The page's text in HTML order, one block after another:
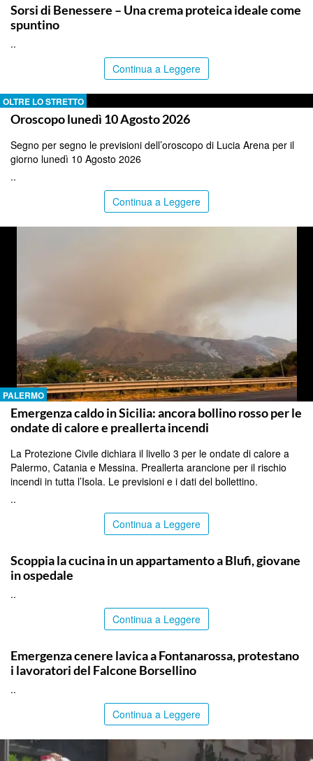
Sorsi di Benessere – Una crema proteica ideale come
spuntino
..
Continua a Leggere
OLTRE LO STRETTO
Oroscopo lunedì 10 Agosto 2026
Segno per segno le previsioni dell’oroscopo di Lucia Arena per il
giorno lunedì 10 Agosto 2026
..
Continua a Leggere
PALERMO
Emergenza caldo in Sicilia: ancora bollino rosso per le
ondate di calore e preallerta incendi
La Protezione Civile dichiara il livello 3 per le ondate di calore a
Palermo, Catania e Messina. Preallerta arancione per il rischio
incendi in tutta l’Isola. Le previsioni e i dati del bollettino.
..
Continua a Leggere
Scoppia la cucina in un appartamento a Blufi, giovane
in ospedale
..
Continua a Leggere
Emergenza cenere lavica a Fontanarossa, protestano
i lavoratori del Falcone Borsellino
..
Continua a Leggere